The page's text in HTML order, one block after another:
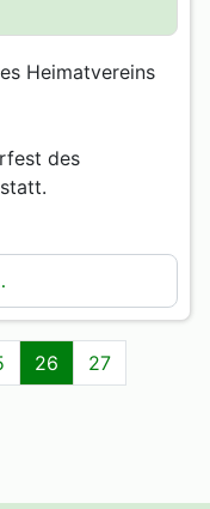
Heimatvereins
des
26
27